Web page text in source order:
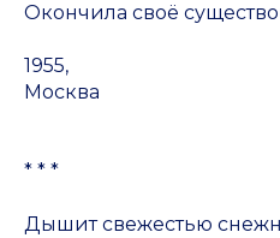
Окончила своё
1955,
Москва
* * *
Дышит свежестью